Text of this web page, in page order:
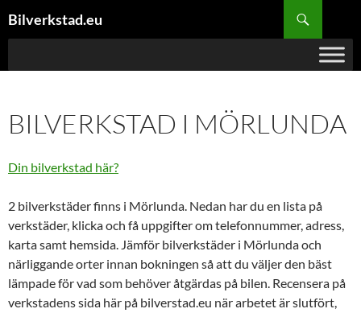
tillBilverkstad.eu
BILVERKSTAD I MÖRLUNDA
Din bilverkstad här?
2 bilverkstäder finns i Mörlunda. Nedan har du en lista på
verkstäder, klicka och få uppgifter om telefonnummer, adress,
karta samt hemsida. Jämför bilverkstäder i Mörlunda och
närliggande orter innan bokningen så att du väljer den bäst
lämpade för vad som behöver åtgärdas på bilen. Recensera på
verkstadens sida här på bilverstad.eu när arbetet är slutfört,